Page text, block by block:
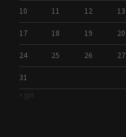
10 11 12 13
17 18 19 20
24 25 26 27
31
« јул